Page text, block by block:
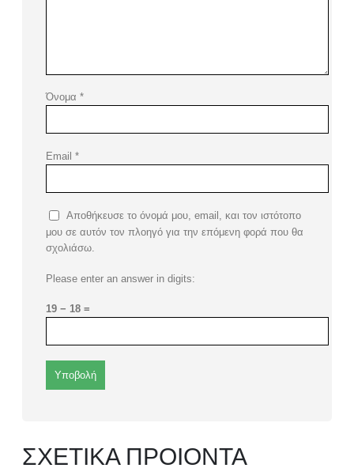
Όνομα *
Email *
Αποθήκευσε το όνομά μου, email, και τον ιστότοπο
μου σε αυτόν τον πλοηγό για την επόμενη φορά που θα
σχολιάσω.
Please enter an answer in digits:
19 − 18 =
ΣΧΕΤΙΚΑ ΠΡΟΙΟΝΤΑ